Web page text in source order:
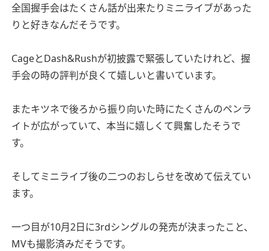
全国握手会はたくさん話が出来たりミニライブがあった
りと好きなんだそうです。
CageとDash&Rushが初披露で緊張していたけれど、握
手会の時の評判が良くて嬉しいと書いています。
またキツネで後ろから振り向いた時にたくさんのペンラ
イトが広がっていて、本当に嬉しくて興奮したそうで
す。
そしてミニライブ後の二つのおしらせを改めて伝えてい
ます。
一つ目が10月2日に3rdシングルの発売が決まったこと、
MVも撮影済みだそうです。